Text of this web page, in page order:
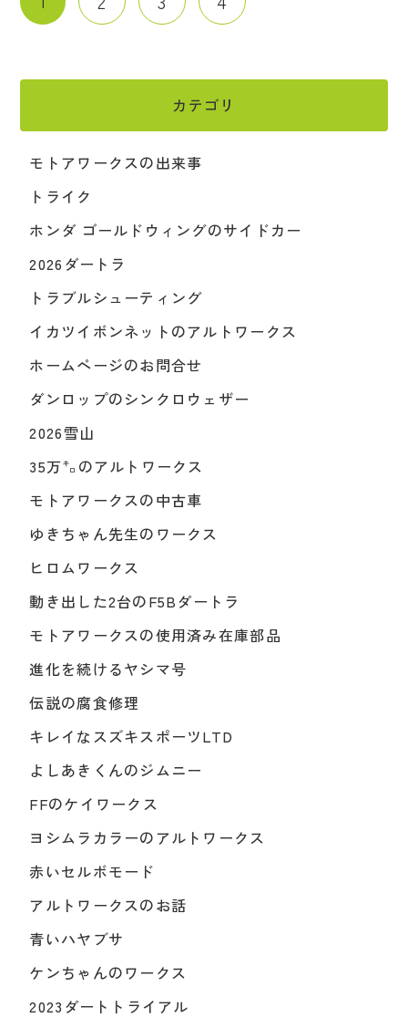
カテゴリ
モトアワークスの出来事
トライク
ホンダ ゴールドウィングのサイドカー
2026ダートラ
トラブルシューティング
イカツイボンネットのアルトワークス
ホームページのお問合せ
ダンロップのシンクロウェザー
2026雪山
35万㌔のアルトワークス
モトアワークスの中古車
ゆきちゃん先生のワークス
ヒロムワークス
動き出した2台のF5Bダートラ
モトアワークスの使用済み在庫部品
進化を続けるヤシマ号
伝説の腐食修理
キレイなスズキスポーツLTD
よしあきくんのジムニー
FFのケイワークス
ヨシムラカラーのアルトワークス
赤いセルボモード
アルトワークスのお話
青いハヤブサ
ケンちゃんのワークス
2023ダートトライアル